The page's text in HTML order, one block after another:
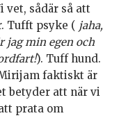
vet, sådär så att
Tufft psyke ( jaha,
jag min egen och
). Tuff hund.
faktiskt är
betyder att när vi
prata om